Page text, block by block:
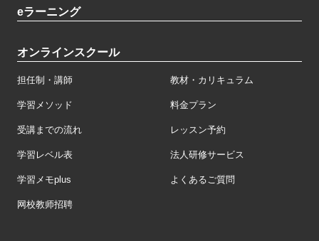
eラーニング
オンラインスクール
担任制・講師 教材・カリキュラム
学習メソッド 料金プラン
受講までの流れ レッスン予約
学習レベル表 法人研修サービス
学習メモplus よくあるご質問
网校教师招聘